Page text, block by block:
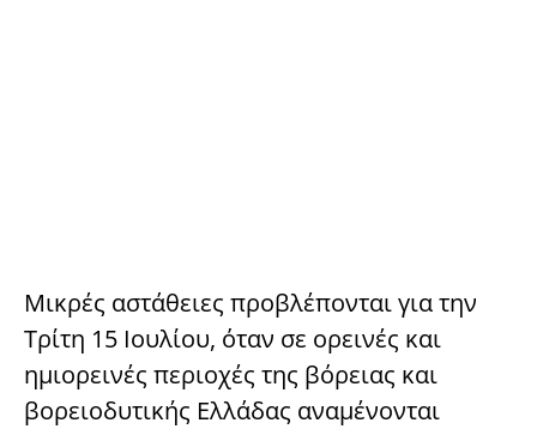
Μικρές αστάθειες προβλέπονται για την
Τρίτη 15 Ιουλίου, όταν σε ορεινές και
ημιορεινές περιοχές της βόρειας και
βορειοδυτικής Ελλάδας αναμένονται